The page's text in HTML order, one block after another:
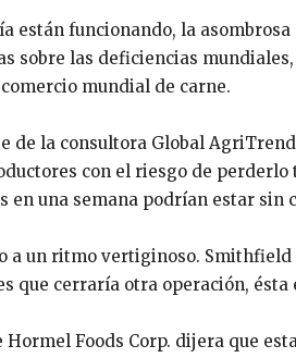
están funcionando, la asombrosa
las deficiencias mundiales,
mundial de carne.
la consultora Global
con el riesgo de perderlo
una semana podrían estar sin
a un ritmo vertiginoso.
que cerraría otra operación, ésta
Foods Corp. dijera que